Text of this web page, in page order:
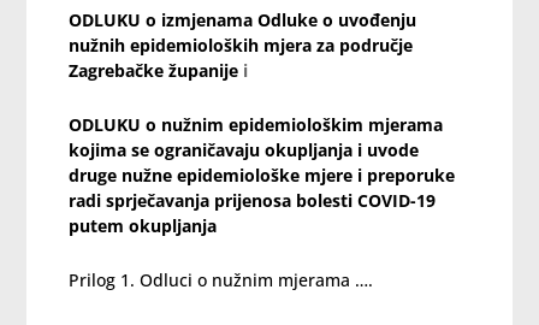
ODLUKU o izmjenama Odluke o uvođenju
nužnih epidemioloških mjera za područje
Zagrebačke županije i
ODLUKU o nužnim epidemiološkim mjerama
kojima se ograničavaju okupljanja i uvode
druge nužne epidemiološke mjere i preporuke
radi sprječavanja prijenosa bolesti COVID-19
putem okupljanja
Prilog 1. Odluci o nužnim mjerama ….